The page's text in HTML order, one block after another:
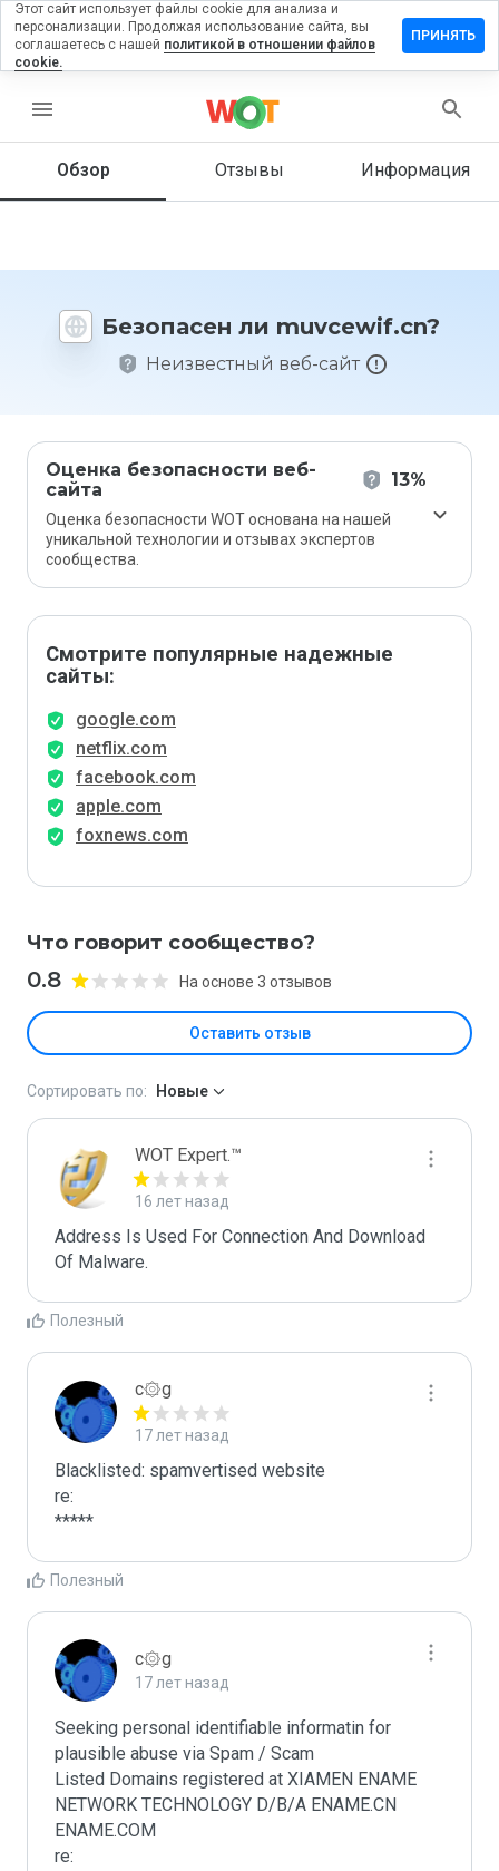
menu
Обзор Отзывы Информация
Безопасен ли muvcewif.cn?
Неизвестный веб-сайт
Оценка безопасности веб-
сайта
13%
Оценка безопасности WOT основана на нашей
уникальной технологии и отзывах экспертов
сообщества.
Смотрите популярные надежные
сайты:
google.com
netflix.com
facebook.com
apple.com
foxnews.com
Что говорит сообщество?
0.8 На основе 3 отзывов
Оставить отзыв
на
Как бы
этот
1 до 5?
Сортировать по: Новые
WOT Expert.™
16 лет назад
Address Is Used For Connection And Download
Of Malware.
Полезный
c۞g
17 лет назад
Blacklisted: spamvertised website
re:
*****
Полезный
c۞g
17 лет назад
Seeking personal identifiable informatin for
plausible abuse via Spam / Scam
Listed Domains registered at XIAMEN ENAME
NETWORK TECHNOLOGY D/B/A ENAME.CN
ENAME.COM
re:
Этот сайт использует файлы cookie для анализа и
персонализации. Продолжая использование сайта, вы
соглашаетесь с нашей политикой в отношении файлов
cookie.
ПРИНЯТЬ